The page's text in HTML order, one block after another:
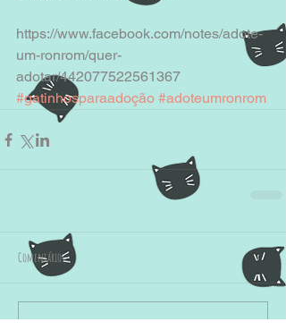
https://www.facebook.com/notes/adote-
um-ronrom/quer-
adotar/442077522561367
#gatinhosparaadoção #adoteumronrom
Comentários